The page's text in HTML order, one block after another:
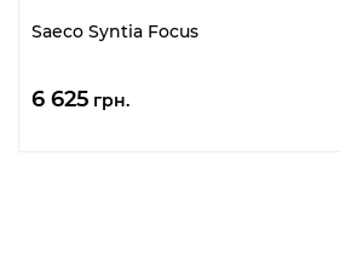
Saeco Syntia Focus
6 625 грн.